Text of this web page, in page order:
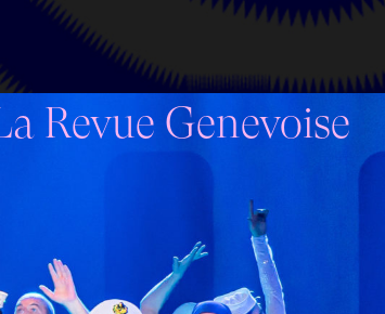
Revue Genevoise